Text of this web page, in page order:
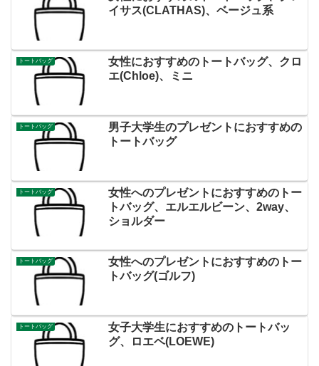
イサス(CLATHAS)、ベージュ系
トートバッグ
女性におすすめのトートバッグ、クロ
エ(Chloe)、ミニ
トートバッグ
男子大学生のプレゼントにおすすめの
トートバッグ
トートバッグ
女性へのプレゼントにおすすめのトー
トバッグ、エルエルビーン、2way、
ショルダー
トートバッグ
女性へのプレゼントにおすすめのトー
トバッグ(ゴルフ)
トートバッグ
女子大学生におすすめのトートバッ
グ、ロエベ(LOEWE)